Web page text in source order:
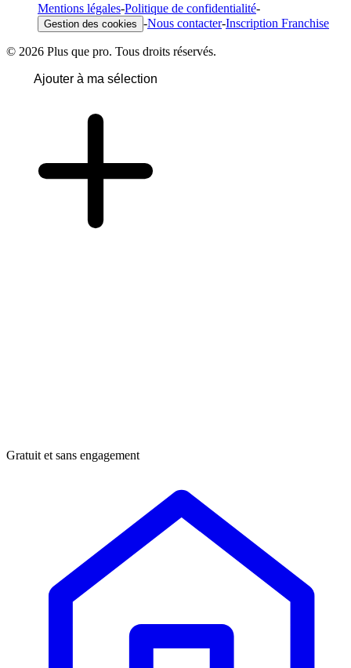
Mentions légales-Politique de confidentialité-
Gestion des cookies -Nous contacter-Inscription Franchise
© 2026 Plus que pro. Tous droits réservés.
Ajouter à ma sélection
Gratuit et sans engagement